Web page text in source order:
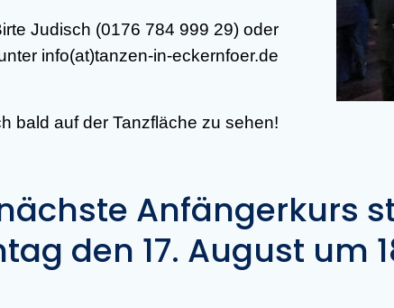
Judisch (0176 784 999 29) oder
info(at)tanzen-in-eckernfoer.de
bald auf der Tanzfläche zu sehen!
Anfängerkurs
den 17. August um